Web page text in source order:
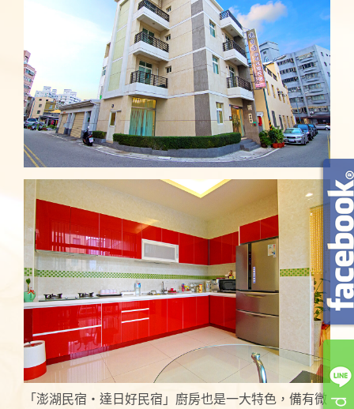
「澎湖民宿‧達日好民宿」廚房也是一大特色，備有微